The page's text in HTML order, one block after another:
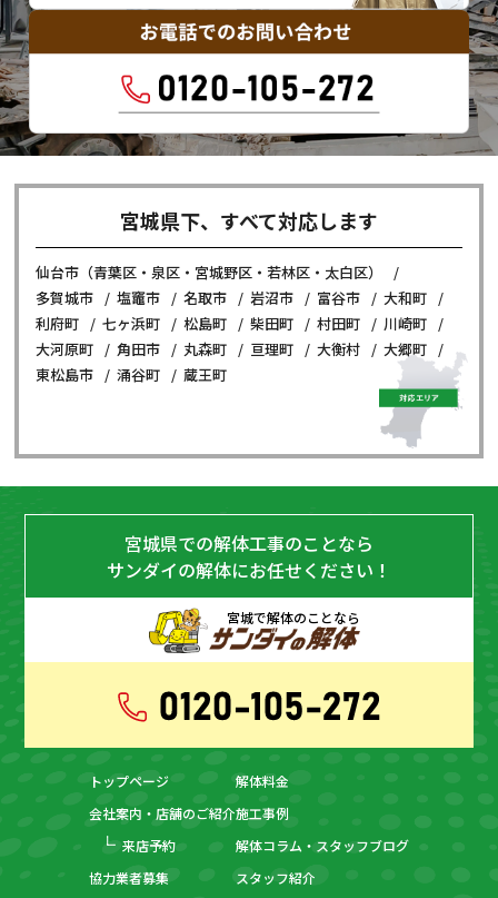
宮城県下、すべて対応します
仙台市（青葉区・泉区・宮城野区・若林区・太白区）
多賀城市
塩竈市 名取市 岩沼市 富谷市
大和町
利府町
七ヶ浜町 松島町 柴田町 村田町
川崎町
大河原町
角田市 丸森町 亘理町 大衡村
大郷町
東松島市
涌谷町 蔵王町
宮城県での解体工事のことなら
サンダイの解体にお任せください！
宮城で解体のことなら
トップページ
会社案内・店舗のご紹介
来店予約
協力業者募集
解体料金
施工事例
解体コラム・スタッフブログ
スタッフ紹介